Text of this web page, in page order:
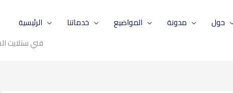
الرئيسية خدماتنا المواضيع مدونة حول
فني ستلايت السلام